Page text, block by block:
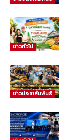
ข่าวทั่วไป
ข่าวประชาสัมพันธ์